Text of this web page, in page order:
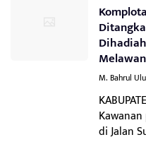
M. Bahrul
di Jalan